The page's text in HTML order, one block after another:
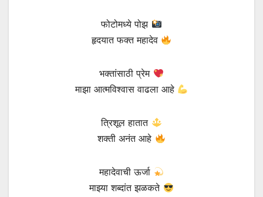
फोटोमध्ये पोझ
हृदयात फक्त महादेव
भक्तांसाठी प्रेम
माझा आत्मविश्वास वाढला आहे
त्रिशूल हातात
शक्ती अनंत आहे
महादेवाची ऊर्जा
माझ्या शब्दांत झळकते